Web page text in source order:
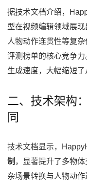
据技术文档介绍，
型在视频编辑领域展现
人物动作连贯性等复
评测榜单的核心竞争
生成速度，大幅缩短了
二、技术架构
同
技术文档显示，
制 ，显著提升了多物
杂场景转换与人物动